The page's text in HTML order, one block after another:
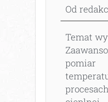
Od
Temat
pomiar